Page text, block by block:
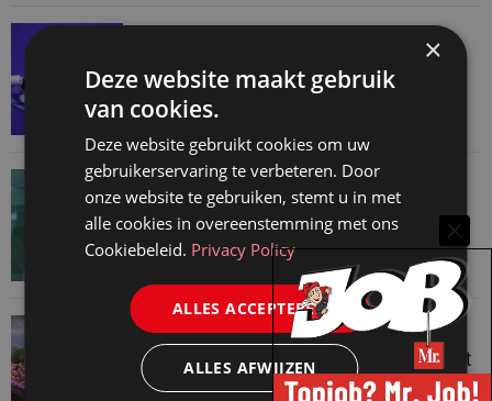
AI-muziekaanbieder maakt inbreuk op
auteursrecht
4 augustus 2026
JURIDISCH NIEUWS
Hugo Nieuwenhuizen over puzzels, puzzelen
en taalvondsten
JURIDISCH NIEUWS
Regenboognetwerk van de Rechtspraak vaart
mee met botenparade Pride
×
Deze website maakt gebruik
van cookies.
Deze website gebruikt cookies om uw
gebruikerservaring te verbeteren. Door
onze website te gebruiken, stemt u in met
alle cookies in overeenstemming met ons
Cookiebeleid. Privacy Policy
ALLES ACCEPTEREN
ALLES AFWIJZEN